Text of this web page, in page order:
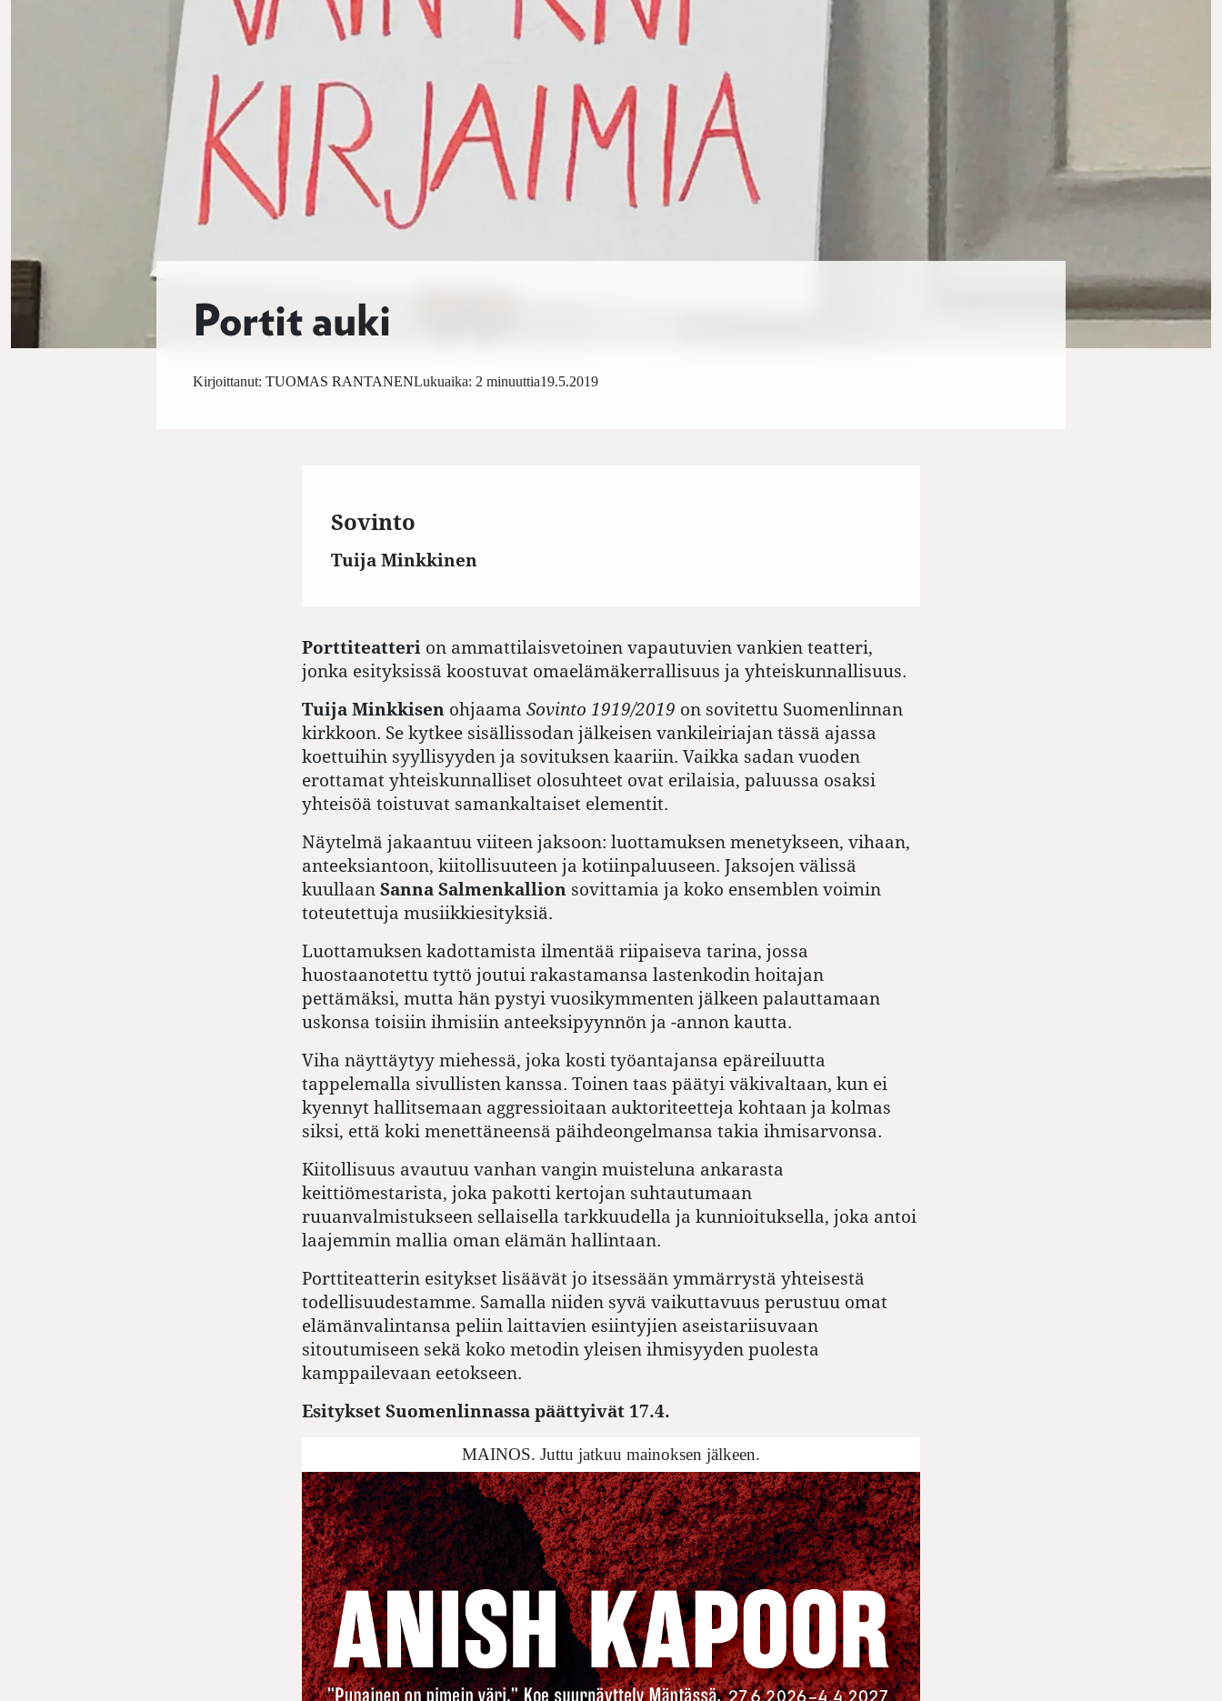
Portit auki
19.5.2019
Kirjoittanut: TUOMAS RANTANENLukuaika: 2 minuuttia
Sovinto
Tuija Minkkinen
Porttiteatteri on ammattilaisvetoinen vapautuvien vankien teatteri,
jonka esityksissä koostuvat omaelämäkerrallisuus ja yhteiskunnallisuus.
Tuija Minkkisen ohjaama Sovinto­ 1919/2019 on sovitettu Suomenlinnan
kirkkoon. Se kytkee sisällissodan jälkeisen vankileiriajan tässä ajassa
koettuihin syyllisyyden ja sovituksen kaariin. Vaikka sadan vuoden
erottamat yhteiskunnalliset olosuhteet ovat erilaisia, paluussa osaksi
yhteisöä toistuvat samankaltaiset elementit.
Näytelmä jakaantuu viiteen jaksoon: luottamuksen menetykseen, vihaan,
anteeksiantoon, kiitollisuuteen ja kotiinpaluuseen. Jaksojen välissä
kuullaan Sanna Salmenkallion sovittamia ja koko ensemblen voimin
toteutettuja musiikkiesityksiä.
Luottamuksen kadottamista ilmentää riipaiseva tarina, jossa
huostaanotettu tyttö joutui rakastamansa lastenkodin hoitajan
pettämäksi, mutta hän pystyi vuosikymmenten jälkeen palauttamaan
uskonsa toisiin ihmisiin anteeksipyynnön ja -annon kautta.
Viha näyttäytyy miehessä, joka kosti työantajansa epäreiluutta
tappelemalla sivullisten kanssa. Toinen taas päätyi väkivaltaan, kun ei
kyennyt hallitsemaan aggressioitaan auktoriteetteja kohtaan ja kolmas
siksi, että koki menettäneensä päihdeongelmansa takia ihmisarvonsa.
Kiitollisuus avautuu vanhan vangin muisteluna ankarasta
keittiömestarista, joka pakotti kertojan suhtautumaan
ruuanvalmistukseen sellaisella tarkkuudella ja kunnioituksella, joka antoi
laajemmin mallia oman elämän hallintaan.
Porttiteatterin esitykset lisäävät jo itsessään ymmärrystä yhteisestä
todellisuudestamme. Samalla niiden syvä vaikuttavuus perustuu omat
elämänvalintansa peliin laittavien esiintyjien aseistariisuvaan
sitoutumiseen sekä koko metodin yleisen ihmisyyden puolesta
kamppailevaan eetokseen.
Esitykset Suomenlinnassa päättyivät 17.4.
MAINOS. Juttu jatkuu mainoksen jälkeen.